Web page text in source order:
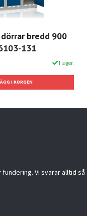
bredd 900
131
I lager.
Vi svarar alltid så